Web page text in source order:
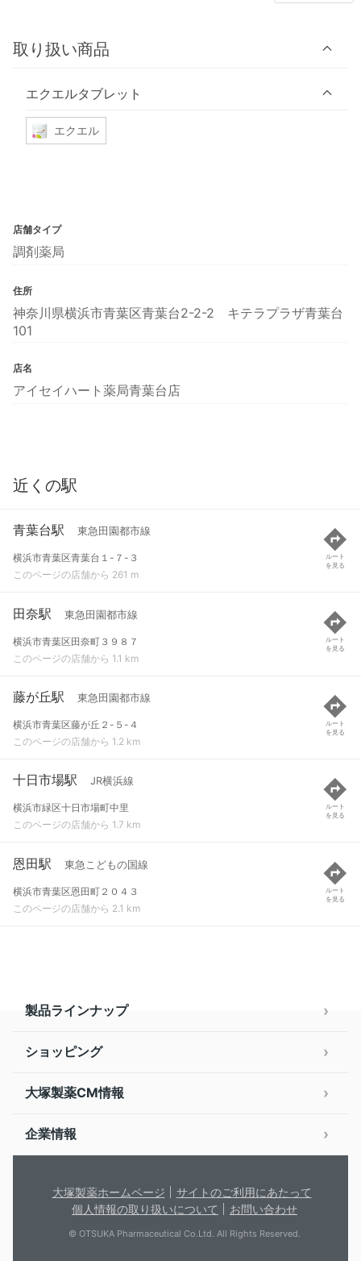
取り扱い商品
エクエルタブレット
エクエル
店舗タイプ
調剤薬局
住所
神奈川県横浜市青葉区青葉台2-2-2 キテラプラザ青葉台
101
店名
アイセイハート薬局青葉台店
近くの駅
青葉台駅 東急田園都市線
横浜市青葉区青葉台１-７-３
このページの店舗から 261 m
ルート
を見る
田奈駅 東急田園都市線
横浜市青葉区田奈町３９８７
このページの店舗から 1.1 km
ルート
を見る
藤が丘駅 東急田園都市線
横浜市青葉区藤が丘２-５-４
このページの店舗から 1.2 km
ルート
を見る
十日市場駅 JR横浜線
横浜市緑区十日市場町中里
このページの店舗から 1.7 km
ルート
を見る
恩田駅 東急こどもの国線
横浜市青葉区恩田町２０４３
このページの店舗から 2.1 km
ルート
を見る
製品ラインナップ
ショッピング
大塚製薬CM情報
企業情報
大塚製薬ホームページ
サイトのご利用にあたって
個人情報の取り扱いについて
お問い合わせ
© OTSUKA Pharmaceutical Co.Ltd. All Rights Reserved.